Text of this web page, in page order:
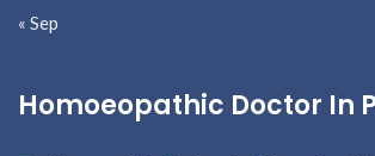
« Sep
Homoeopathic Doctor In